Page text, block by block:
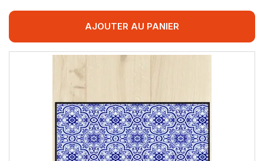
AJOUTER AU PANIER